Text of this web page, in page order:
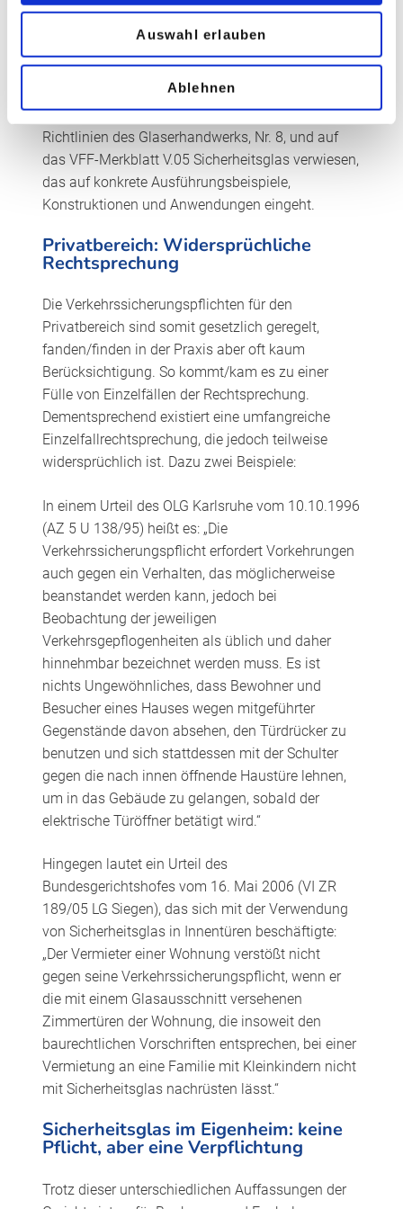
Auswahl erlauben
Ablehnen
Auskunft über die Anforderungen an den Werkstoff
Glas in den unterschiedlichen Verkehrsbereichen.
Insbesondere sei hier auf die Technischen
Richtlinien des Glaserhandwerks, Nr. 8, und auf
das VFF-Merkblatt V.05 Sicherheitsglas verwiesen,
das auf konkrete Ausführungsbeispiele,
Konstruktionen und Anwendungen eingeht.
Privatbereich: Widersprüchliche
Rechtsprechung
Die Verkehrssicherungspflichten für den
Privatbereich sind somit gesetzlich geregelt,
fanden/finden in der Praxis aber oft kaum
Berücksichtigung. So kommt/kam es zu einer
Fülle von Einzelfällen der Rechtsprechung.
Dementsprechend existiert eine umfangreiche
Einzelfallrechtsprechung, die jedoch teilweise
widersprüchlich ist. Dazu zwei Beispiele:
In einem Urteil des OLG Karlsruhe vom 10.10.1996
(AZ 5 U 138/95) heißt es: „Die
Verkehrssicherungspflicht erfordert Vorkehrungen
auch gegen ein Verhalten, das möglicherweise
beanstandet werden kann, jedoch bei
Beobachtung der jeweiligen
Verkehrsgepflogenheiten als üblich und daher
hinnehmbar bezeichnet werden muss. Es ist
nichts Ungewöhnliches, dass Bewohner und
Besucher eines Hauses wegen mitgeführter
Gegenstände davon absehen, den Türdrücker zu
benutzen und sich stattdessen mit der Schulter
gegen die nach innen öffnende Haustüre lehnen,
um in das Gebäude zu gelangen, sobald der
elektrische Türöffner betätigt wird.“
Hingegen lautet ein Urteil des
Bundesgerichtshofes vom 16. Mai 2006 (VI ZR
189/05 LG Siegen), das sich mit der Verwendung
von Sicherheitsglas in Innentüren beschäftigte:
„Der Vermieter einer Wohnung verstößt nicht
gegen seine Verkehrssicherungspflicht, wenn er
die mit einem Glasausschnitt versehenen
Zimmertüren der Wohnung, die insoweit den
baurechtlichen Vorschriften entsprechen, bei einer
Vermietung an eine Familie mit Kleinkindern nicht
mit Sicherheitsglas nachrüsten lässt.“
Sicherheitsglas im Eigenheim: keine
Pflicht, aber eine Verpflichtung
Trotz dieser unterschiedlichen Auffassungen der